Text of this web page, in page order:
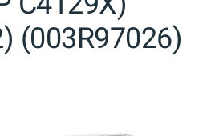
(003R97026)